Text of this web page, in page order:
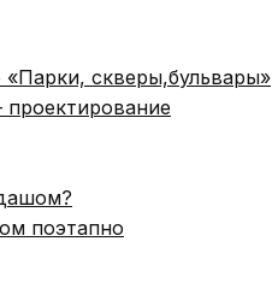
скверы,бульвары»
поэтапно